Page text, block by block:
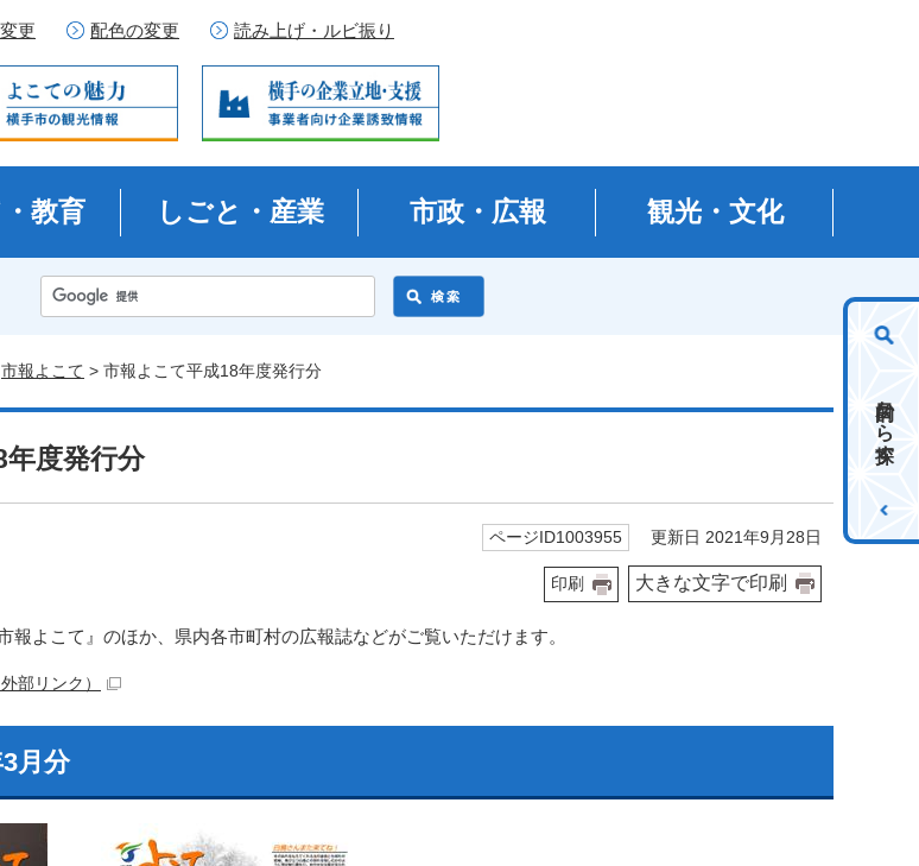
更 配色の変更 読み上げ・ルビ振り
教育 しごと・産業 市政・広報 観光・文化
目的から探す
市報よこて > 市報よこて平成18年度発行分
度発行分
ページID1003955 更新日 2021年9月28日
印刷 大きな文字で印刷
報よこて』のほか、県内各市町村の広報誌などがご覧いただけます。
外部リンク）
月分